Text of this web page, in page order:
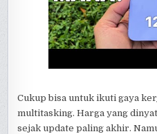
Cukup bisa untuk ikuti gaya
multitasking. Harga yang
sejak update paling akhir.